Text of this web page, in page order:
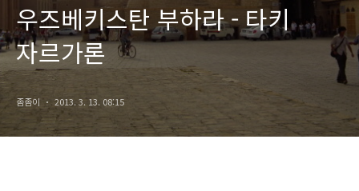
우즈베키스탄 부하라 - 타키
자르가론
좀좀이 2013. 3. 13. 08:15